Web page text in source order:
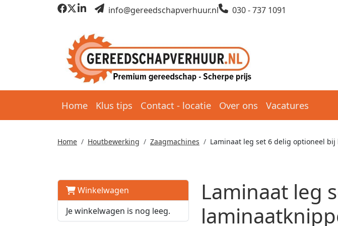
info@gereedschapverhuur.nl 030 - 737 1091
Home Klus tips Contact - locatie Over ons Vacatures
Home Houtbewerking Zaagmachines
Laminaat leg set 6 delig optioneel
Winkelwagen
Je winkelwagen is nog leeg.
Laminaat leg